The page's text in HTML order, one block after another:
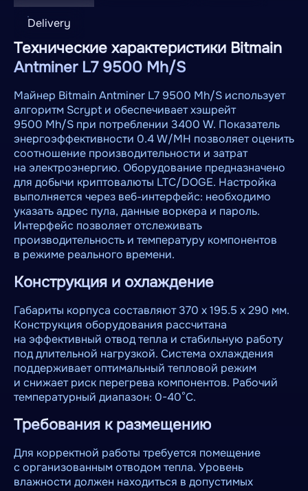
Delivery
Технические характеристики Bitmain
Antminer L7 9500 Mh/S
Майнер Bitmain Antminer L7 9500 Mh/S использует
алгоритм Scrypt и обеспечивает хэшрейт
9500 Mh/S при потреблении 3400 W. Показатель
энергоэффективности 0.4 W/MH позволяет оценить
соотношение производительности и затрат
на электроэнергию. Оборудование предназначено
для добычи криптовалюты LTC/DOGE. Настройка
выполняется через веб-интерфейс: необходимо
указать адрес пула, данные воркера и пароль.
Интерфейс позволяет отслеживать
производительность и температуру компонентов
в режиме реального времени.
Конструкция и охлаждение
Габариты корпуса составляют 370 х 195.5 x 290 мм.
Конструкция оборудования рассчитана
на эффективный отвод тепла и стабильную работу
под длительной нагрузкой. Система охлаждения
поддерживает оптимальный тепловой режим
и снижает риск перегрева компонентов. Рабочий
температурный диапазон: 0-40°C.
Требования к размещению
Для корректной работы требуется помещение
с организованным отводом тепла. Уровень
влажности должен находиться в допустимых